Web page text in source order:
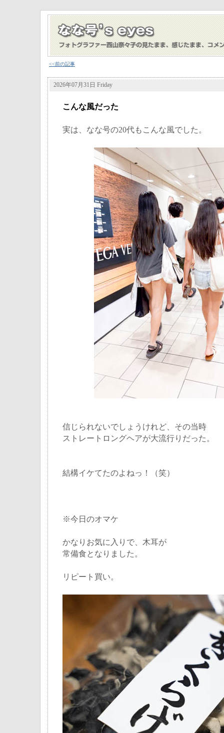
<<前の記事
2026年07月31日 Friday
こんな風だった
実は、なな号の20代もこんな風でした。
信じられないでしょうけれど、その当時
ストレートロングヘアが大流行りだった。
結構イケてたのよねっ！（笑）
※今日のオマケ
かなりお気に入りで、木耳が
常備食となりました。
リピート買い。